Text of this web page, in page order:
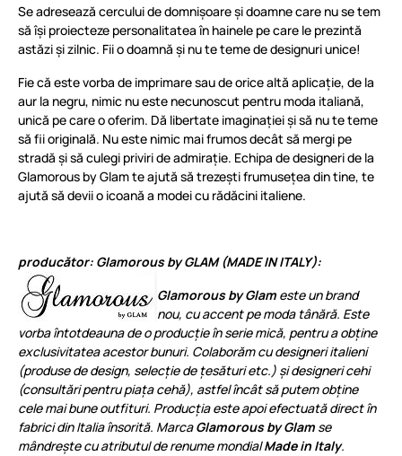
Se adresează cercului de domnișoare și doamne care nu se tem
să își proiecteze personalitatea în hainele pe care le prezintă
astăzi și zilnic. Fii o doamnă și nu te teme de designuri unice!
Fie că este vorba de imprimare sau de orice altă aplicație, de la
aur la negru, nimic nu este necunoscut pentru moda italiană,
unică pe care o oferim. Dă libertate imaginației și să nu te teme
să fii originală. Nu este nimic mai frumos decât să mergi pe
stradă și să culegi priviri de admirație. Echipa de designeri de la
Glamorous by Glam te ajută să trezești frumusețea din tine, te
ajută să devii o icoană a modei cu rădăcini italiene.
producător: Glamorous by GLAM (MADE IN ITALY):
Glamorous by Glam este un brand
nou, cu accent pe moda tânără. Este
vorba întotdeauna de o producție în serie mică, pentru a obține
exclusivitatea acestor bunuri. Colaborăm cu designeri italieni
(produse de design, selecție de țesături etc.) și designeri cehi
(consultări pentru piața cehă), astfel încât să putem obține
cele mai bune outfituri. Producția este apoi efectuată direct în
fabrici din Italia însorită. MarcaGlamorous by Glam se
mândrește cu atributul de renume mondialMade in Italy.